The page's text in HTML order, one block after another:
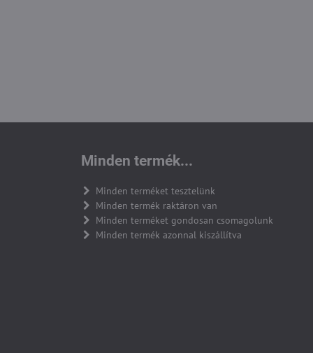
Minden termék...
Minden terméket tesztelünk
Minden termék raktáron van
Minden terméket gondosan csomagolunk
Minden termék azonnal kiszállítva